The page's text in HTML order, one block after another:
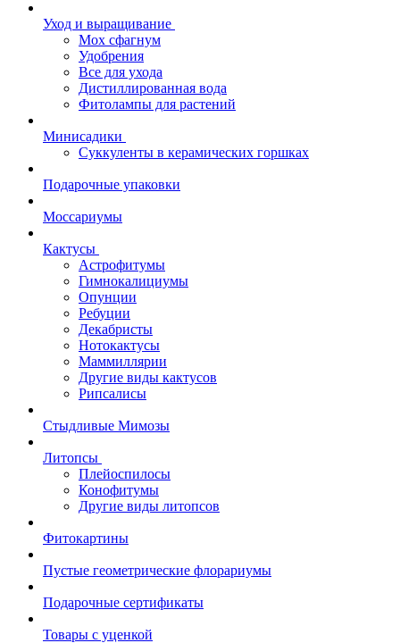
Уход и выращивание
Мох сфагнум
Удобрения
Все для ухода
Дистиллированная вода
Фитолампы для растений
Минисадики
Суккуленты в керамических горшках
Подарочные упаковки
Моссариумы
Кактусы
Астрофитумы
Гимнокалициумы
Опунции
Ребуции
Декабристы
Нотокактусы
Маммиллярии
Другие виды кактусов
Рипсалисы
Стыдливые Мимозы
Литопсы
Плейоспилосы
Конофитумы
Другие виды литопсов
Фитокартины
Пустые геометрические флорариумы
Подарочные сертификаты
Товары с уценкой